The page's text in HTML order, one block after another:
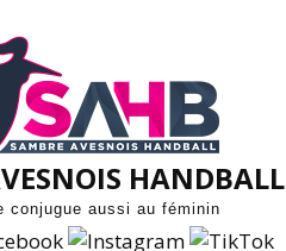
HANDBALL
conjugue aussi au féminin